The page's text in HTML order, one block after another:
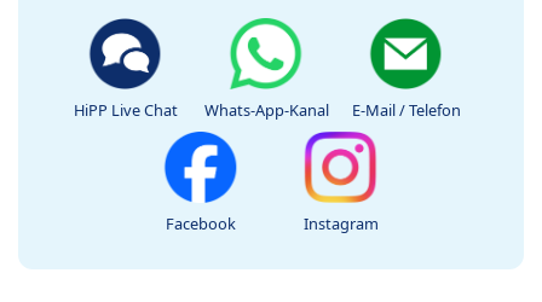
HiPP Live Chat Whats-App-Kanal E-Mail / Telefon
Facebook Instagram